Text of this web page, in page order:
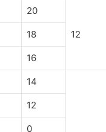
20
12
18
16
14
12
0